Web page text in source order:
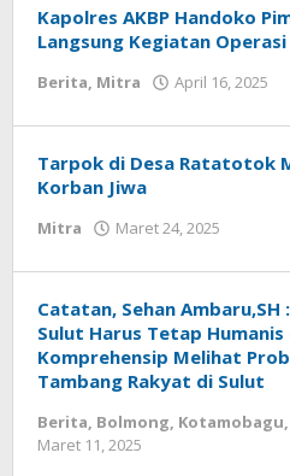
Kapolres AKBP Handoko
Langsung Kegiatan
Berita, Mitra April 16, 2025
Tarpok di Desa Ratatotok
Korban Jiwa
Mitra Maret 24, 2025
Catatan, Sehan Ambaru,SH
Sulut Harus Tetap Humanis
Komprehensip Melihat
Tambang Rakyat di Sulut
Berita, Bolmong, Kotamobagu,
Maret 11, 2025